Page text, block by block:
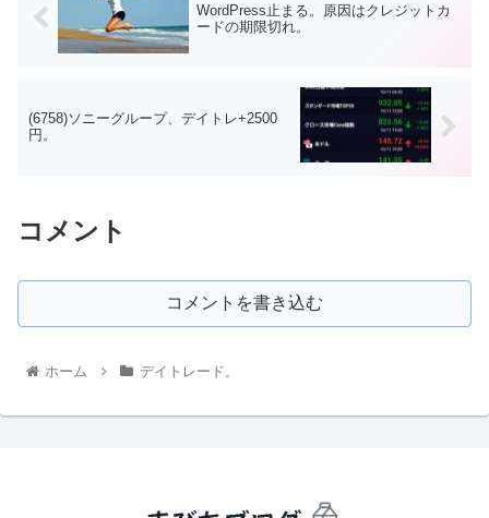
WordPress止まる。原因はクレジットカ
ードの期限切れ。
(6758)ソニーグループ、デイトレ+2500
円。
コメント
コメントを書き込む
ホーム デイトレード。